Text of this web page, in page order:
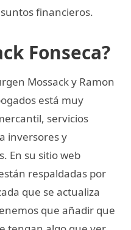
financieros.
Fonseca?
Mossack y Ramon
está muy
servicios
inversores y
En su sitio web
respaldadas por
que se actualiza
que añadir que